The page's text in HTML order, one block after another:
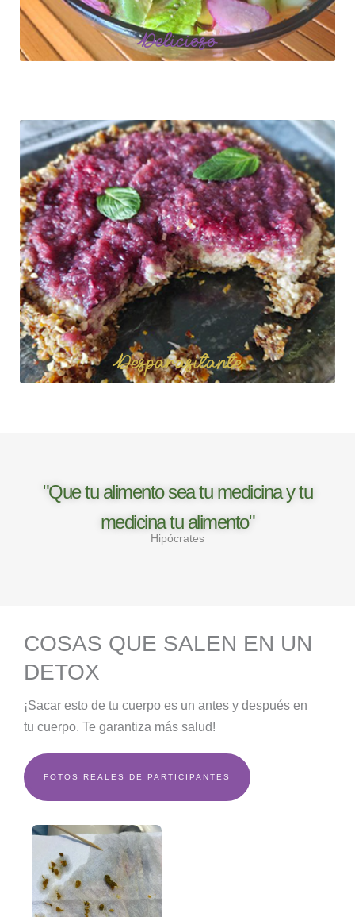
Delicioso
Desparasitante
"Que tu alimento sea tu medicina y tu
medicina tu alimento"
Hipócrates
COSAS QUE SALEN EN UN
DETOX
¡Sacar esto de tu cuerpo es un antes y después en
tu cuerpo. Te garantiza más salud!
FOTOS REALES DE PARTICIPANTES